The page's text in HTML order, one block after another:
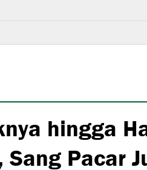
hingga
Pacar